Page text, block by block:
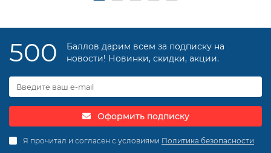
500
Баллов дарим всем за подписку на
новости! Новинки, скидки, акции.
Оформить подписку
Я прочитал и согласен с условиями Политика безопасности